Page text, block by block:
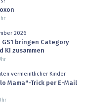
2026
bringen Category
KI zusammen
vermeintlicher Kinder
Mama"-Trick per E-Mail